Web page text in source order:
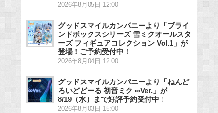
2026年8月05日 12:00
グッドスマイルカンパニーより「ブライ
ンドボックスシリーズ 雪ミクオールスタ
ーズ フィギュアコレクション Vol.1」が
登場！ご予約受付中！
2026年8月04日 12:00
グッドスマイルカンパニーより「ねんど
ろいどどーる 初音ミク ∞Ver.」が
8/19（水）まで好評予約受付中！
2026年8月03日 15:00